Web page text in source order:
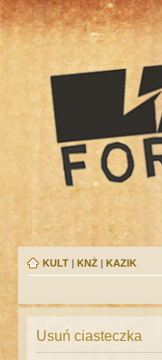
KULT | KNŻ | KAZIK
Usuń ciasteczka